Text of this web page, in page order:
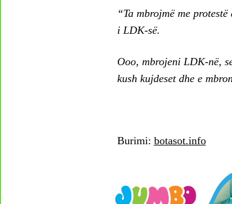
“Ta mbrojmë me
i LDK-së.
Ooo, mbrojeni LDK-në,
kush kujdeset dhe e
Burimi: botasot.info